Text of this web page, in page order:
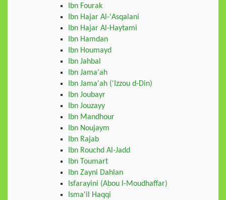
Ibn Fourak
Ibn Hajar Al-'Asqalani
Ibn Hajar Al-Haytami
Ibn Hamdan
Ibn Houmayd
Ibn Jahbal
Ibn Jama'ah
Ibn Jama'ah ('Izzou d-Din)
Ibn Joubayr
Ibn Jouzayy
Ibn Mandhour
Ibn Noujaym
Ibn Rajab
Ibn Rouchd Al-Jadd
Ibn Toumart
Ibn Zayni Dahlan
Isfarayini (Abou l-Moudhaffar)
Isma'il Haqqi